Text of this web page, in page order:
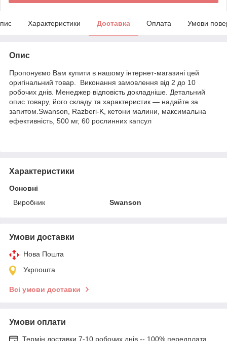
Характеристики Доставка Оплата Умови
Опис
Пропонуємо Вам купити в нашому інтернет-магазині цей
оригінальний товар. Виконання замовлення від 2 до 10
робочих днів. Менеджер відповість докладніше. Детальний
опис товару, його складу та характеристик — надайте за
запитом.Swanson, Razberi-K, кетони малини, максимальна
ефективність, 500 мг, 60 рослинних капсул
Характеристики
Основні
Виробник
Swanson
Умови доставки
Нова Пошта
Укрпошта
Всі умови доставки
Умови оплати
Термін доставки 7-10 робочих днів -- 100% передплата